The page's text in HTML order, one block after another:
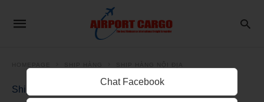
Ship hàng nội địa
Chat Facebook